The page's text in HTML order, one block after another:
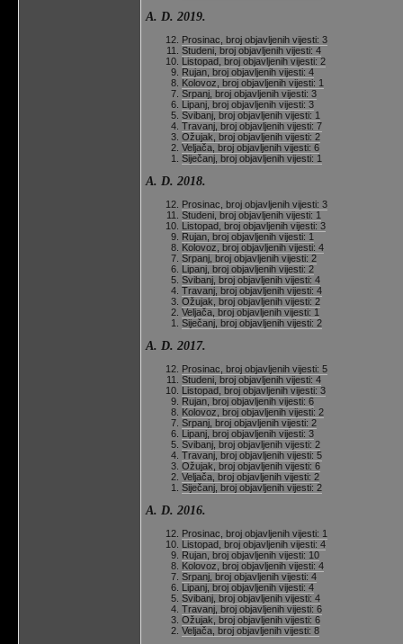
A. D. 2019.
Prosinac, broj objavljenih vijesti: 3
Studeni, broj objavljenih vijesti: 4
Listopad, broj objavljenih vijesti: 2
Rujan, broj objavljenih vijesti: 4
Kolovoz, broj objavljenih vijesti: 1
Srpanj, broj objavljenih vijesti: 3
Lipanj, broj objavljenih vijesti: 3
Svibanj, broj objavljenih vijesti: 1
Travanj, broj objavljenih vijesti: 7
Ožujak, broj objavljenih vijesti: 2
Veljača, broj objavljenih vijesti: 6
Siječanj, broj objavljenih vijesti: 1
A. D. 2018.
Prosinac, broj objavljenih vijesti: 3
Studeni, broj objavljenih vijesti: 1
Listopad, broj objavljenih vijesti: 3
Rujan, broj objavljenih vijesti: 1
Kolovoz, broj objavljenih vijesti: 4
Srpanj, broj objavljenih vijesti: 2
Lipanj, broj objavljenih vijesti: 2
Svibanj, broj objavljenih vijesti: 4
Travanj, broj objavljenih vijesti: 4
Ožujak, broj objavljenih vijesti: 2
Veljača, broj objavljenih vijesti: 1
Siječanj, broj objavljenih vijesti: 2
A. D. 2017.
Prosinac, broj objavljenih vijesti: 5
Studeni, broj objavljenih vijesti: 4
Listopad, broj objavljenih vijesti: 3
Rujan, broj objavljenih vijesti: 6
Kolovoz, broj objavljenih vijesti: 2
Srpanj, broj objavljenih vijesti: 2
Lipanj, broj objavljenih vijesti: 3
Svibanj, broj objavljenih vijesti: 2
Travanj, broj objavljenih vijesti: 5
Ožujak, broj objavljenih vijesti: 6
Veljača, broj objavljenih vijesti: 2
Siječanj, broj objavljenih vijesti: 2
A. D. 2016.
Prosinac, broj objavljenih vijesti: 1
Listopad, broj objavljenih vijesti: 4
Rujan, broj objavljenih vijesti: 10
Kolovoz, broj objavljenih vijesti: 4
Srpanj, broj objavljenih vijesti: 4
Lipanj, broj objavljenih vijesti: 4
Svibanj, broj objavljenih vijesti: 4
Travanj, broj objavljenih vijesti: 6
Ožujak, broj objavljenih vijesti: 6
Veljača, broj objavljenih vijesti: 8